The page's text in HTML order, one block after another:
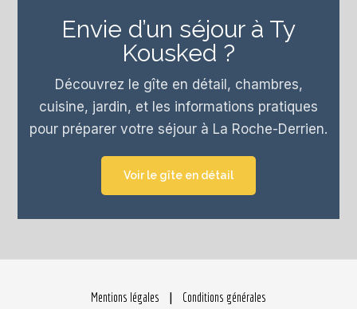
Envie d’un séjour à Ty
Kousked ?
Découvrez le gîte en détail, chambres,
cuisine, jardin, et les informations pratiques
pour préparer votre séjour à La Roche-Derrien.
Voir le gîte en détail
Mentions légales | Conditions générales